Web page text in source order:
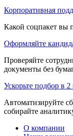
Корпоративная
Какой соцпакет вы
Оформляйте
Проверяйте
документы без
Ускорьте подбор в 2
Автоматизируйте
собирайте
О компании